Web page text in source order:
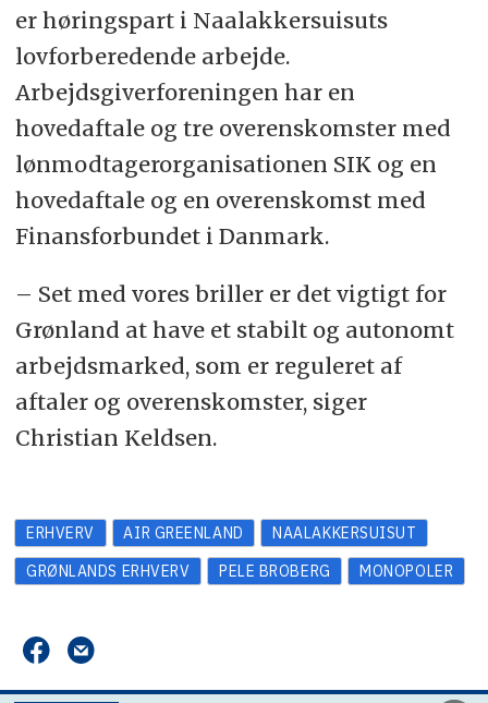
er høringspart i Naalakkersuisuts
lovforberedende arbejde.
Arbejdsgiverforeningen har en
hovedaftale og tre overenskomster med
lønmodtagerorganisationen SIK og en
hovedaftale og en overenskomst med
Finansforbundet i Danmark.
– Set med vores briller er det vigtigt for
Grønland at have et stabilt og autonomt
arbejdsmarked, som er reguleret af
aftaler og overenskomster, siger
Christian Keldsen.
ERHVERV AIR GREENLAND
NAALAKKERSUISUT
GRØNLANDS ERHVERV
PELE BROBERG MONOPOLER